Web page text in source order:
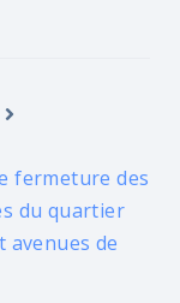
fermeture des
du quartier
avenues de